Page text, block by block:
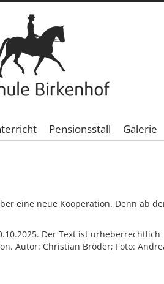
Pensionsstall Galerie
eine neue Kooperation. Denn ab
Der Text ist urheberrechtlich
Autor: Christian Bröder; Foto: